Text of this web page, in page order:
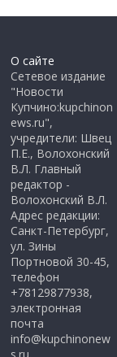
О сайте
Сетевое издание
"Новости
Купчино:kupchinon
ews.ru",
учредители: Швец
П.Е., Волохонский
В.Л. Главный
редактор -
Волохонский В.Л.
Адрес редакции:
Санкт-Петербург,
ул. Зины
Портновой 30-45,
телефон
+78129877938,
электронная
почта
info@kupchinonew